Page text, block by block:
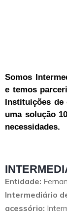
Somos
e temos
Instituições de
uma solução
necessidades.
Entidade:
Intermediário
acessório: